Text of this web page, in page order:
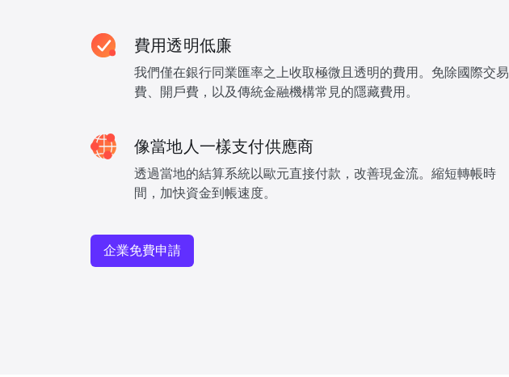
費用透明低廉
我們僅在銀行同業匯率之上收取極微且透明的費用。免除國際交易
費、開戶費，以及傳統金融機構常見的隱藏費用。
像當地人一樣支付供應商
透過當地的結算系統以歐元直接付款，改善現金流。縮短轉帳時
間，加快資金到帳速度。
企業免費申請